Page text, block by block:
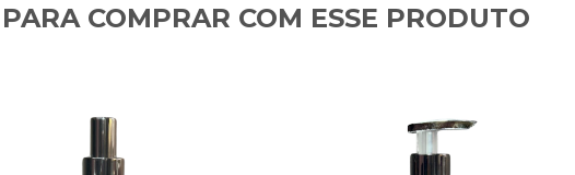
PARA COMPRAR COM ESSE PRODUTO